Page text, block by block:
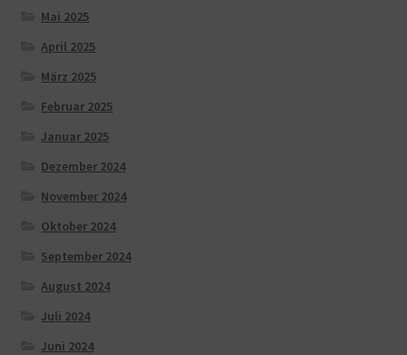
Mai 2025
April 2025
März 2025
Februar 2025
Januar 2025
Dezember 2024
November 2024
Oktober 2024
September 2024
August 2024
Juli 2024
Juni 2024